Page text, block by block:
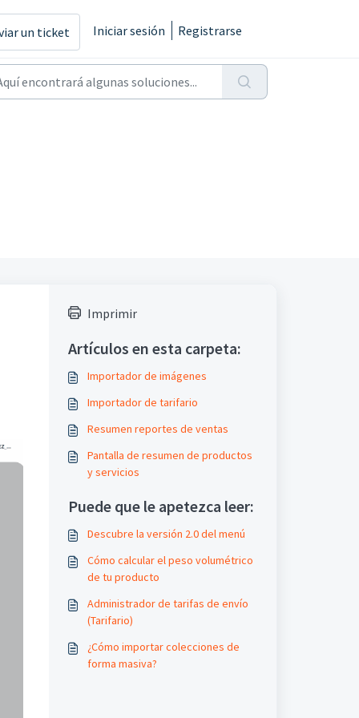
un ticket Iniciar sesión Registrarse
Imprimir
Artículos en esta carpeta:
Importador de imágenes
Importador de tarifario
Resumen reportes de ventas
Pantalla de resumen de productos
y servicios
Puede que le apetezca leer:
Descubre la versión 2.0 del menú
Cómo calcular el peso volumétrico
de tu producto
Administrador de tarifas de envío
(Tarifario)
¿Cómo importar colecciones de
forma masiva?